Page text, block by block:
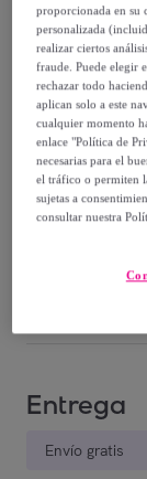
Mochila
Modelo:
6,99 €
29,00 €
-75%
Entrega
Envío gratis
proporcionada en su
personalizada
realizar ciertos
fraude. Puede elegir
rechazar todo
aplican solo a este
cualquier momento
enlace "Política de
necesarias para el
el tráfico o permiten
sujetas a
consultar nuestra